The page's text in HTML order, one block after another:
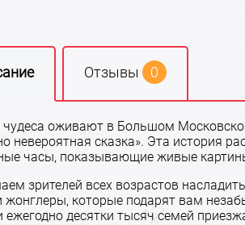
Отзывы 0
чудеса оживают в Большом
невероятная сказка». Эта история
часы, показывающие живые
зрителей всех возрастов
жонглеры, которые подарят вам
ежегодно десятки тысяч семей